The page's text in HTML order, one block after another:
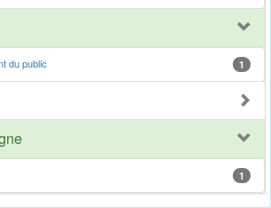
du public 1
1